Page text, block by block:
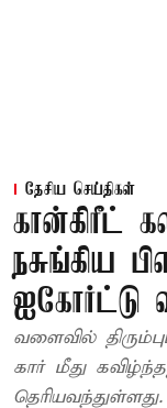
தேசிய செய்திகள்
கான்கிரீட்
நசுங்கிய
ஐகோர்ட்டு
வளைவில்
கார் மீது
தெரியவந்துள்ளது.